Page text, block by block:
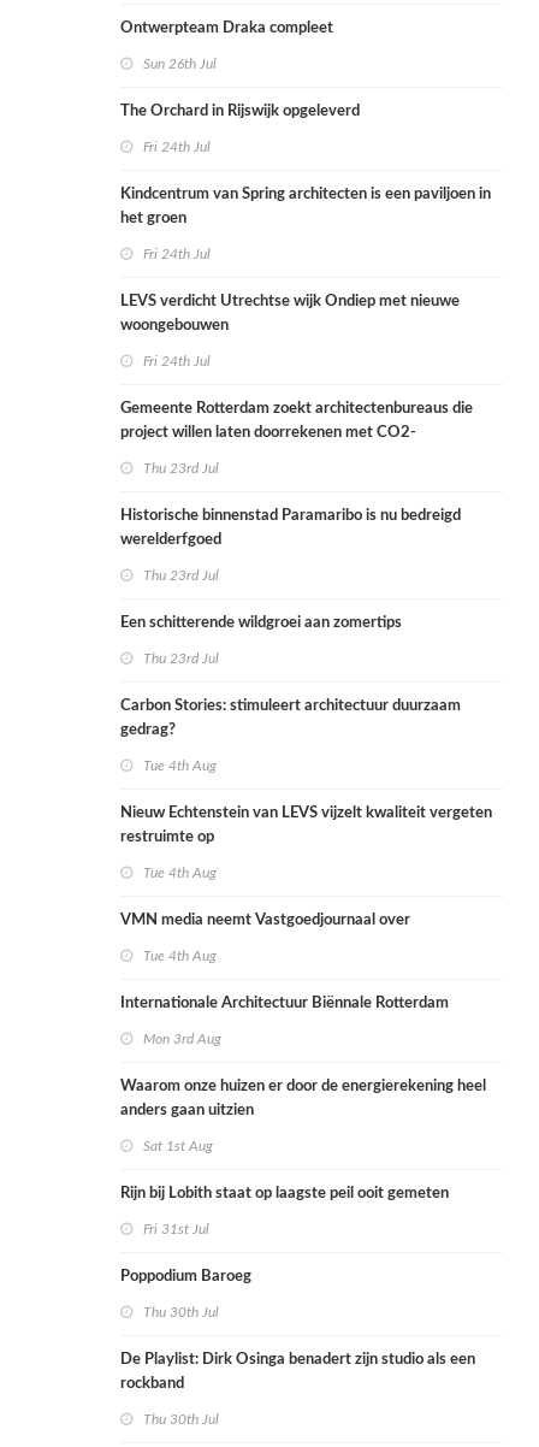
Ontwerpteam Draka compleet
Sun 26th Jul
The Orchard in Rijswijk opgeleverd
Fri 24th Jul
Kindcentrum van Spring architecten is een paviljoen in
het groen
Fri 24th Jul
LEVS verdicht Utrechtse wijk Ondiep met nieuwe
woongebouwen
Fri 24th Jul
Gemeente Rotterdam zoekt architectenbureaus die
project willen laten doorrekenen met CO2-
Thu 23rd Jul
Historische binnenstad Paramaribo is nu bedreigd
werelderfgoed
Thu 23rd Jul
Een schitterende wildgroei aan zomertips
Thu 23rd Jul
Carbon Stories: stimuleert architectuur duurzaam
gedrag?
Tue 4th Aug
Nieuw Echtenstein van LEVS vijzelt kwaliteit vergeten
restruimte op
Tue 4th Aug
VMN media neemt Vastgoedjournaal over
Tue 4th Aug
Internationale Architectuur Biënnale Rotterdam
Mon 3rd Aug
Waarom onze huizen er door de energierekening heel
anders gaan uitzien
Sat 1st Aug
Rijn bij Lobith staat op laagste peil ooit gemeten
Fri 31st Jul
Poppodium Baroeg
Thu 30th Jul
De Playlist: Dirk Osinga benadert zijn studio als een
rockband
Thu 30th Jul